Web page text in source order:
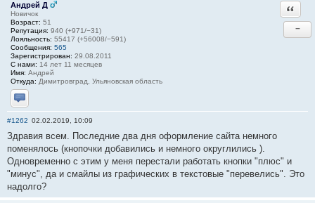
Андрей Д
Новичок
Возраст: 51
Репутация: 940 (+971/−31)
Лояльность: 55417 (+56008/−591)
Сообщения: 565
Зарегистрирован: 29.08.2011
С нами: 14 лет 11 месяцев
Имя: Андрей
Откуда: Димитровград, Ульяновская область
Отправить личное сообщение
−
#1262 02.02.2019, 10:09
Здравия всем. Последние два дня оформление сайта немного
поменялось (кнопочки добавились и немного округлились ).
Одновременно с этим у меня перестали работать кнопки "плюс" и
"минус", да и смайлы из графических в текстовые "перевелись". Это
надолго?